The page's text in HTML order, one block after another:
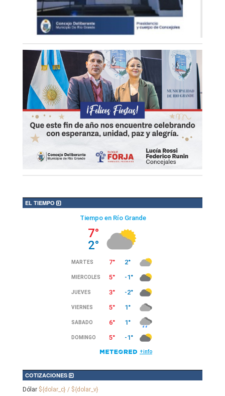
EL TIEMPO
COTIZACIONES
Dólar ${dolar_c} / ${dolar_v}